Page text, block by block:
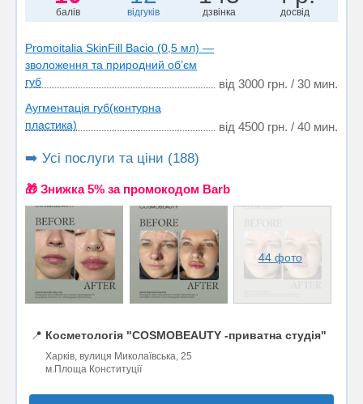
балів відгуків дзвінка досвід
Promoitalia SkinFill Bacio (0,5 мл) —
зволоження та природний об’єм
губ
від 3000 грн. / 30 мин.
Аугментація губ(контурна
пластика)
від 4500 грн. / 40 мин.
➡️ Усі послуги та ціни (188)
🎁 Знижка 5% за промокодом Barb
44 фото
📍 Косметологія "COSMOBEAUTY -приватна студія"
Харків, вулиця Миколаївська, 25
м.Площа Конституції